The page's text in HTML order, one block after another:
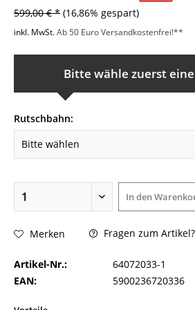
599,00 € * (16,86% gespart)
inkl. MwSt.Ab 50 Euro Versandkostenfrei!**
Bitte wähle zuerst
Rutschbahn:
In den
Merken Fragen zum Artikel?
Artikel-Nr.:
64072033-1
EAN:
5900236720336